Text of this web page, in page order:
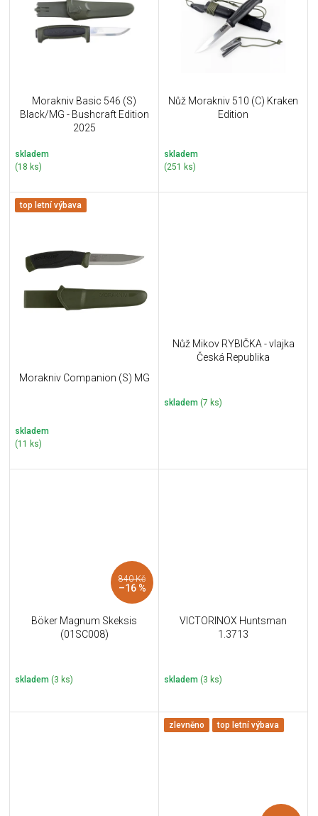
Morakniv Basic 546 (S)
Black/MG - Bushcraft Edition
2025
skladem
(18 ks)
Nůž Morakniv 510 (C) Kraken
Edition
skladem
(251 ks)
top letní výbava
Morakniv Companion (S) MG
skladem
(11 ks)
Nůž Mikov RYBIČKA - vlajka
Česká Republika
skladem (7 ks)
840 Kč
–16 %
Böker Magnum Skeksis
(01SC008)
skladem (3 ks)
VICTORINOX Huntsman
1.3713
skladem (3 ks)
zlevněno top letní výbava